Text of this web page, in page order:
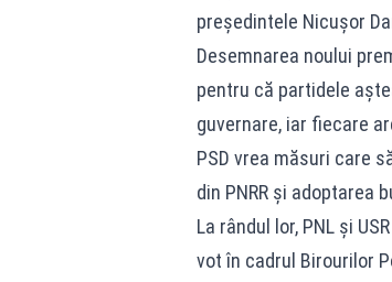
preşedintele Nicuşor
Desemnarea noului
pentru că partidele
guvernare, iar fiecare
PSD vrea măsuri care
din PNRR și adoptarea
La rândul lor, PNL și
vot în cadrul Birourilor